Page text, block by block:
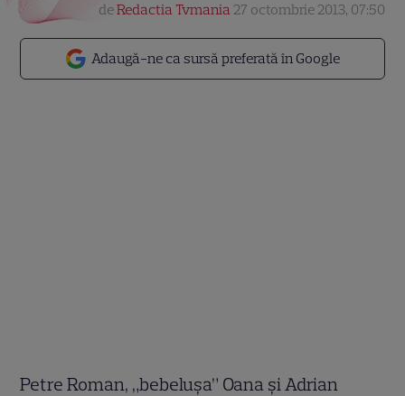
Adaugă-ne ca sursă preferată în Google
deRedactia Tvmania 27 octombrie 2013, 07:50
Petre Roman, „bebeluşa” Oana şi Adrian